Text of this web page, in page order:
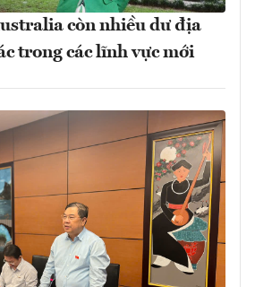
còn nhiều dư địa
trong các lĩnh vực mới